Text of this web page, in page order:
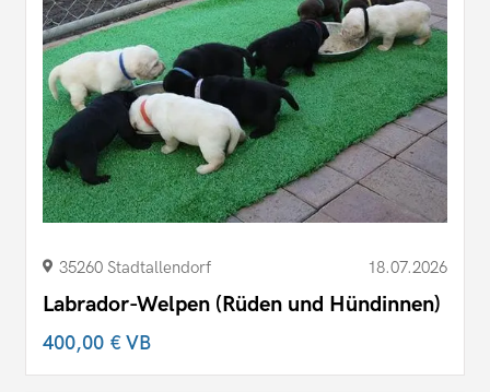
35260 Stadtallendorf 18.07.2026
Labrador-Welpen (Rüden und Hündinnen)
400,00 €VB